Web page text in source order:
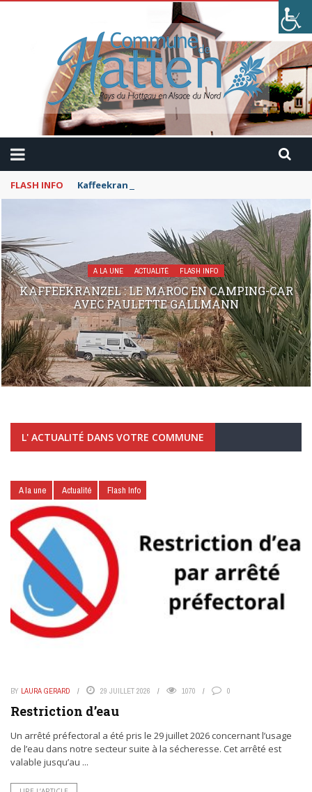
FLASH INFO Kaffeekranzel : Le Maroc en camping-car avec
A LA UNE ACTUALITÉ FLASH INFO
KAFFEEKRANZEL : LE MAROC EN CAMPING-CAR
AVEC PAULETTE GALLMANN
L' ACTUALITÉ DANS VOTRE COMMUNE
A la une Actualité Flash Info
BY LAURA GERARD 29 JUILLET 2026 1070 0
Restriction d’eau
Un arrêté préfectoral a été pris le 29 juillet 2026 concernant l’usage
de l’eau dans notre secteur suite à la sécheresse. Cet arrêté est
valable jusqu’au ...